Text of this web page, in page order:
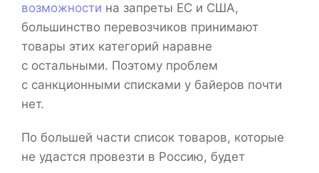
возможности на запреты ЕС и США,
большинство перевозчиков принимают
товары этих категорий наравне
с остальными. Поэтому проблем
с санкционными списками у байеров почти
нет.
По большей части список товаров, которые
не удастся провезти в Россию, будет